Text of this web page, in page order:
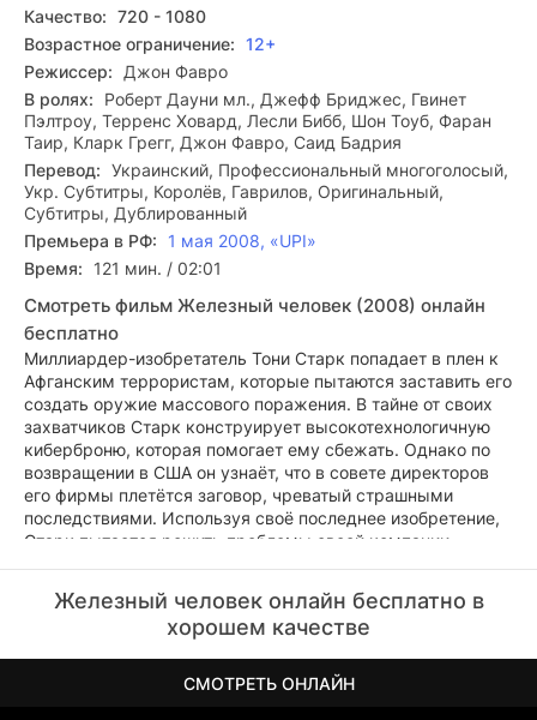
Качество: 720 - 1080
Возрастное ограничение: 12+
Режиссер:
Джон Фавро
В ролях:
Роберт Дауни мл., Джефф Бриджес, Гвинет
Пэлтроу, Терренс Ховард, Лесли Бибб, Шон Тоуб, Фаран
Таир, Кларк Грегг, Джон Фавро, Саид Бадрия
Перевод: Украинский, Профессиональный многоголосый,
Укр. Субтитры, Королёв, Гаврилов, Оригинальный,
Субтитры, Дублированный
Премьера в РФ:
1 мая 2008, «UPI»
Время:
121 мин. / 02:01
Смотреть фильм Железный человек (2008) онлайн
бесплатно
Миллиардер-изобретатель Тони Старк попадает в плен к
Афганским террористам, которые пытаются заставить его
создать оружие массового поражения. В тайне от своих
захватчиков Старк конструирует высокотехнологичную
киберброню, которая помогает ему сбежать. Однако по
возвращении в США он узнаёт, что в совете директоров
его фирмы плетётся заговор, чреватый страшными
последствиями. Используя своё последнее изобретение,
Старк пытается решить проблемы своей компании
Железный человек онлайн бесплатно в
хорошем качестве
СМОТРЕТЬ ОНЛАЙН